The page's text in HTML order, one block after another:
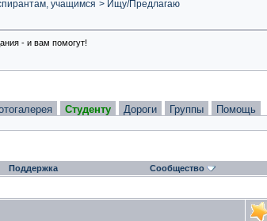
учащимся > Ищу/Предлагаю
- и вам помогут!
Студенту Дороги Группы Помощь
Поддержка Сообщество